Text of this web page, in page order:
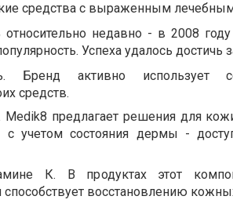
средства с выраженным
относительно недавно - в 2008
Успеха удалось
Бренд активно использует
средств.
Medik8 предлагает решения для
с учетом состояния дермы -
К. В продуктах этот
восстановлению